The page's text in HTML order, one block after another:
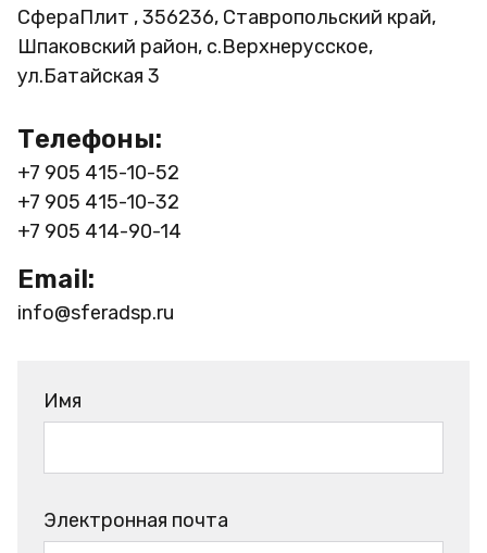
СфераПлит , 356236, Ставропольский край,
Шпаковский район, с.Верхнерусское,
ул.Батайская 3
Телефоны:
+7 905 415-10-52
+7 905 415-10-32
+7 905 414-90-14
Email:
info@sferadsp.ru
Имя
Электронная почта